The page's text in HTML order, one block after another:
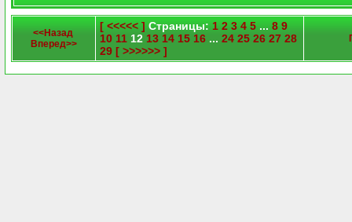
<<Назад
Вперед>>
[ <<<<< ] Страницы: 1 2 3 4 5 ... 8 9
10 11 12 13 14 15 16 ... 24 25 26 27 28
29 [ >>>>>> ]